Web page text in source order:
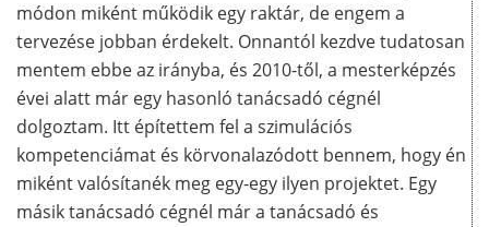
módon miként működik egy raktár, de engem a
tervezése jobban érdekelt. Onnantól kezdve tudatosan
mentem ebbe az irányba, és 2010-től, a mesterképzés
évei alatt már egy hasonló tanácsadó cégnél
dolgoztam. Itt építettem fel a szimulációs
kompetenciámat és körvonalazódott bennem, hogy én
miként valósítanék meg egy-egy ilyen projektet. Egy
másik tanácsadó cégnél már a tanácsadó és